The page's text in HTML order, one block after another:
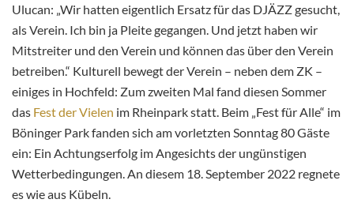
Ulucan: „Wir hatten eigentlich Ersatz für das DJÄZZ gesucht,
als Verein. Ich bin ja Pleite gegangen. Und jetzt haben wir
Mitstreiter und den Verein und können das über den Verein
betreiben.“ Kulturell bewegt der Verein – neben dem ZK –
einiges in Hochfeld: Zum zweiten Mal fand diesen Sommer
das Fest der Vielen im Rheinpark statt. Beim „Fest für Alle“ im
Böninger Park fanden sich am vorletzten Sonntag 80 Gäste
ein: Ein Achtungserfolg im Angesichts der ungünstigen
Wetterbedingungen. An diesem 18. September 2022 regnete
es wie aus Kübeln.